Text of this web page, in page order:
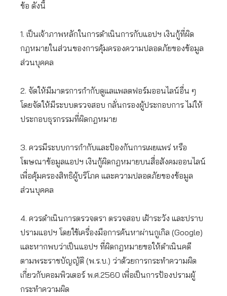
ข้อ ดังนี้
1. เป็นเจ้าภาพหลักในการดำเนินการกับแอปฯ เงินกู้ที่ผิด
กฎหมายในส่วนของการคุ้มครองความปลอดภัยของข้อมูล
ส่วนบุคคล
2. จัดให้มีมาตรการกำกับดูแลแพลตฟอร์มออนไลน์อื่น ๆ
โดยจัดให้มีระบบตรวจสอบ กลั่นกรองผู้ประกอบการ ไม่ให้
ประกอบธุรกรรมที่ผิดกฎหมาย
3. ควรมีระบบการกำกับและป้องกันการเผยแพร่ หรือ
โฆษณาข้อมูลแอปฯ เงินกู้ผิดกฎหมายบนสื่อสังคมออนไลน์
เพื่อคุ้มครองสิทธิผู้บริโภค และความปลอดภัยของข้อมูล
ส่วนบุคคล
4. ควรดำเนินการตรวจตรา ตรวจสอบ เฝ้าระวัง และปราบ
ปรามแอปฯ โดยใช้เครื่องมือการค้นหาผ่านกูเกิล (Google)
และหากพบว่าเป็นแอปฯ ที่ผิดกฎหมายขอให้ดำเนินคดี
ตามพระราชบัญญัติ (พ.ร.บ.) ว่าด้วยการกระทำความผิด
เกี่ยวกับคอมพิวเตอร์ พ.ศ.2560 เพื่อเป็นการป้องปรามผู้
กระทำความผิด